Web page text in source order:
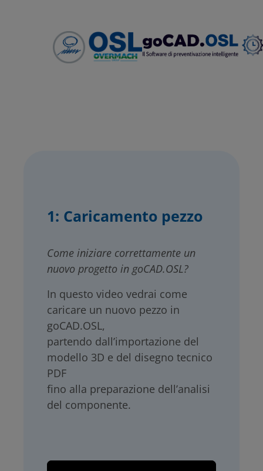
1: Caricamento pezzo
Come iniziare correttamente un
nuovo progetto in goCAD.OSL?
In questo video vedrai come
caricare un nuovo pezzo in
goCAD.OSL,
partendo dall’importazione del
modello 3D e del disegno tecnico
PDF
fino alla preparazione dell’analisi
del componente.